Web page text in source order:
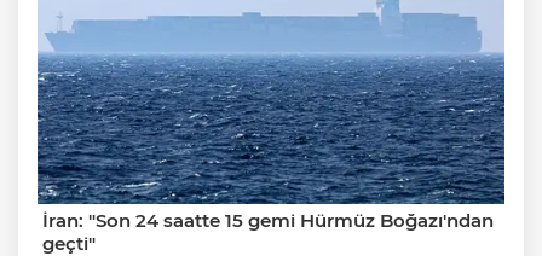
İran: "Son 24 saatte 15 gemi Hürmüz Boğazı'ndan
geçti"